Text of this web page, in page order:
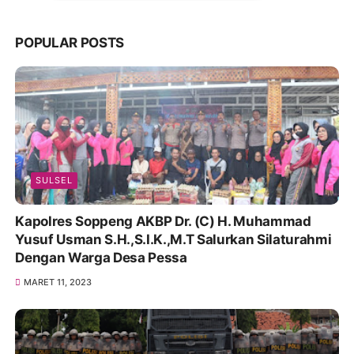
POPULAR POSTS
SULSEL
Kapolres Soppeng AKBP Dr. (C) H. Muhammad
Yusuf Usman S.H.,S.I.K.,M.T Salurkan Silaturahmi
Dengan Warga Desa Pessa
MARET 11, 2023